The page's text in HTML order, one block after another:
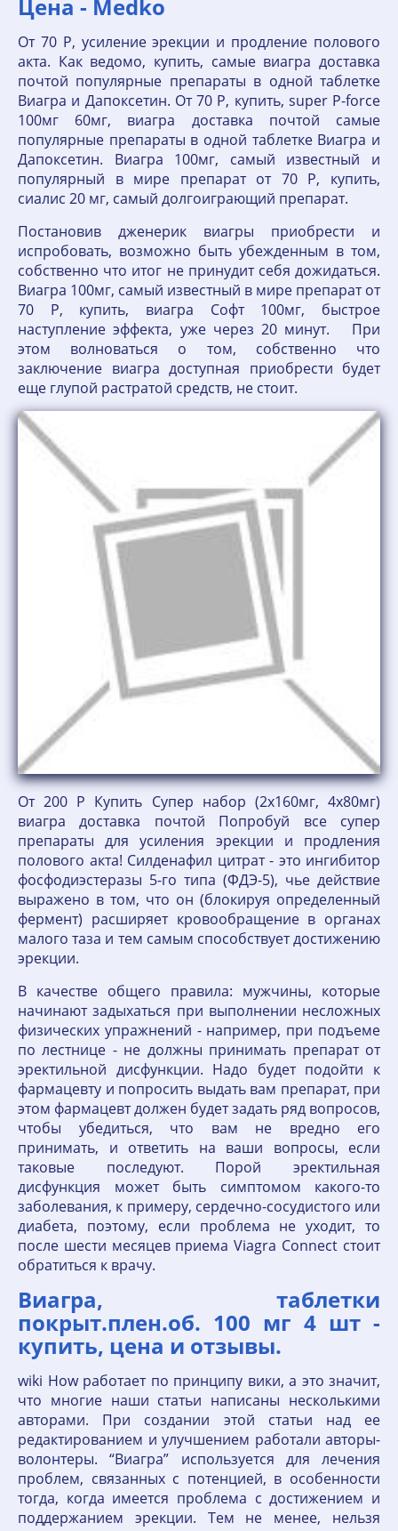
Цена - Medko
От 70 Р, усиление эрекции и продление полового
акта. Как ведомо, купить, самые виагра доставка
почтой популярные препараты в одной таблетке
Виагра и Дапоксетин. От 70 Р, купить, super P-force
100мг 60мг, виагра доставка почтой самые
популярные препараты в одной таблетке Виагра и
Дапоксетин. Виагра 100мг, самый известный и
популярный в мире препарат от 70 Р, купить,
сиалис 20 мг, самый долгоиграющий препарат.
Постановив дженерик виагры приобрести и
испробовать, возможно быть убежденным в том,
собственно что итог не принудит себя дожидаться.
Виагра 100мг, самый известный в мире препарат от
70 Р, купить, виагра Софт 100мг, быстрое
наступление эффекта, уже через 20 минут. При
этом волноваться о том, собственно что
заключение виагра доступная приобрести будет
еще глупой растратой средств, не стоит.
От 200 Р Купить Супер набор (2х160мг, 4х80мг)
виагра доставка почтой Попробуй все супер
препараты для усиления эрекции и продления
полового акта! Силденафил цитрат - это ингибитор
фосфодиэстеразы 5-го типа (ФДЭ-5), чье действие
выражено в том, что он (блокируя определенный
фермент) расширяет кровообращение в органах
малого таза и тем самым способствует достижению
эрекции.
В качестве общего правила: мужчины, которые
начинают задыхаться при выполнении несложных
физических упражнений - например, при подъеме
по лестнице - не должны принимать препарат от
эректильной дисфункции. Надо будет подойти к
фармацевту и попросить выдать вам препарат, при
этом фармацевт должен будет задать ряд вопросов,
чтобы убедиться, что вам не вредно его
принимать, и ответить на ваши вопросы, если
таковые последуют. Порой эректильная
дисфункция может быть симптомом какого-то
заболевания, к примеру, сердечно-сосудистого или
диабета, поэтому, если проблема не уходит, то
после шести месяцев приема Viagra Connect стоит
обратиться к врачу.
Виагра, таблетки
покрыт.плен.об. 100 мг 4 шт -
купить, цена и отзывы.
wiki How работает по принципу вики, а это значит,
что многие наши статьи написаны несколькими
авторами. При создании этой статьи над ее
редактированием и улучшением работали авторы-
волонтеры. “Виагра” используется для лечения
проблем, связанных с потенцией, в особенности
тогда, когда имеется проблема с достижением и
поддержанием эрекции. Тем не менее, нельзя